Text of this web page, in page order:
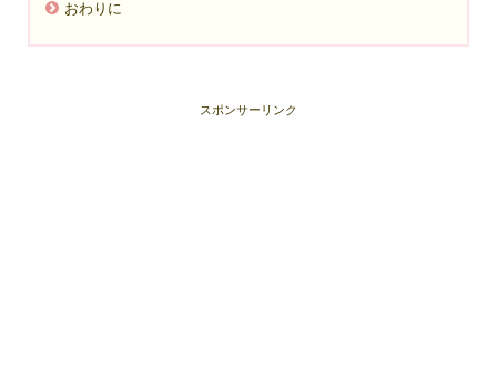
おわりに
スポンサーリンク